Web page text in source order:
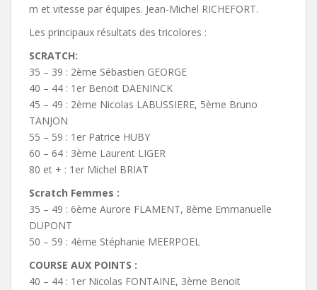
m et vitesse par équipes. Jean-Michel RICHEFORT.
Les principaux résultats des tricolores :
SCRATCH:
35 – 39 : 2ème Sébastien GEORGE
40 – 44 : 1er Benoit DAENINCK
45 – 49 : 2ème Nicolas LABUSSIERE, 5ème Bruno
TANJON
55 – 59 : 1er Patrice HUBY
60 – 64 : 3ème Laurent LIGER
80 et + : 1er Michel BRIAT
Scratch Femmes :
35 – 49 : 6ème Aurore FLAMENT, 8ème Emmanuelle
DUPONT
50 – 59 : 4ème Stéphanie MEERPOEL
COURSE AUX POINTS :
40 – 44 : 1er Nicolas FONTAINE, 3ème Benoit